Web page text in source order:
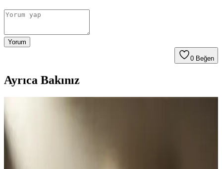
Yorum
0 Beğen
Ayrıca Bakınız
Erkekler İçin Çekiciliği Artıran Parfümler: Seçim ve
Kullanım İpuçları
Erkeklerin çekiciliğini artıran parfümler, odunsu ve baharatlı
notalarla öne çıkar. Doğru uygulama ve seçimle kalıcılığı artırarak
özgün tarzınızı yansıtır.